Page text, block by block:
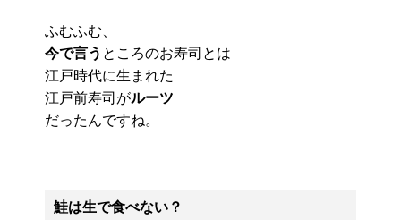
ふむふむ、
今で言う ところのお寿司とは
江戸時代に生まれた
江戸前寿司がルーツ
だったんですね。
鮭は生で食べない？